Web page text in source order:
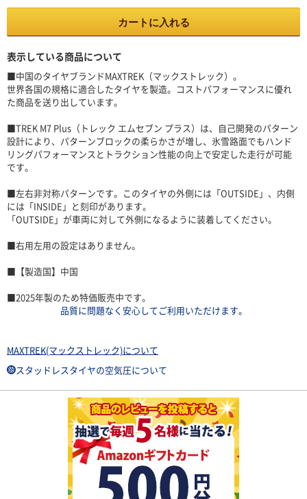
カートに入れる
表示している商品について
■中国のタイヤブランドMAXTREK（マックストレック）。
世界各国の規格に適合したタイヤを製造。コストパフォーマンスに優れ
た商品を送り出しています。
■TREK M7 Plus（トレック エムセブン プラス）は、自己開発のパターン
設計により、パターンブロックの柔らかさが増し、氷雪路面でもハンド
リングパフォーマンスとトラクション性能の向上で安定した走行が可能
です。
■左右非対称パターンです。このタイヤの外側には「OUTSIDE」、内側
には「INSIDE」と刻印があります。
「OUTSIDE」が車両に対して外側になるように装着してください。
■右用左用の設定はありません。
■【製造国】中国
■2025年製のため特価販売中です。
品質に問題なく安心してご利用いただけます。
MAXTREK(マックストレック)について
スタッドレスタイヤの空気圧について